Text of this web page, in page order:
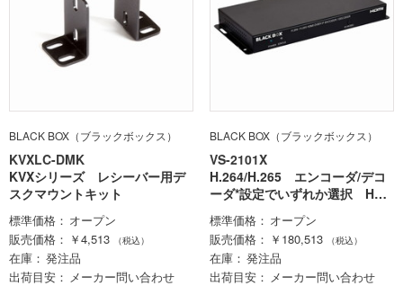
BLACK BOX（ブラックボックス）
KVXLC-DMK
KVXシリーズ レシーバー用デ
スクマウントキット
標準価格
オープン
販売価格
￥4,513 （税込）
在庫
発注品
出荷目安
メーカー問い合わせ
BLACK BOX（ブラックボックス）
VS-2101X
H.264/H.265 エンコーダ/デコ
ーダ*設定でいずれか選択 HDM
I over IP 1ポート PoE
最大フルHD
標準価格
オープン
販売価格
￥180,513 （税込）
在庫
発注品
出荷目安
メーカー問い合わせ